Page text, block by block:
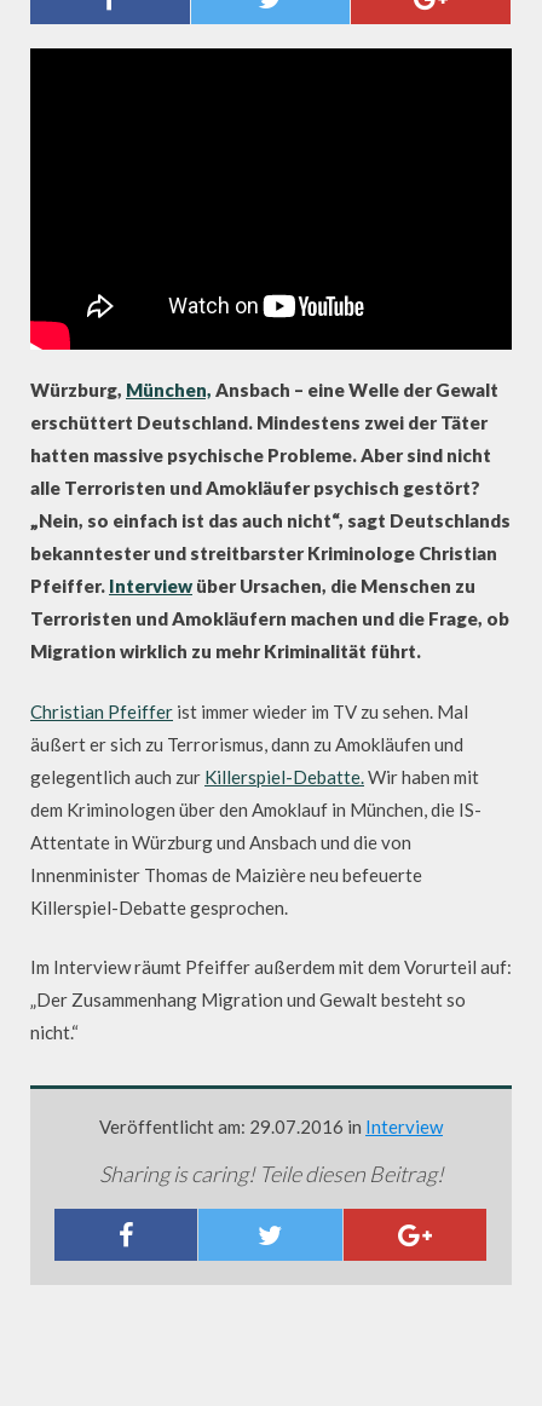
ZU MEHR GEWALT" -
KRIMINOLOGE PFEIFFER
Würzburg, München, Ansbach – eine Welle der Gewalt
erschüttert Deutschland. Mindestens zwei der Täter
hatten massive psychische Probleme. Aber sind nicht
alle Terroristen und Amokläufer psychisch gestört?
„Nein, so einfach ist das auch nicht“, sagt Deutschlands
bekanntester und streitbarster Kriminologe Christian
Pfeiffer. Interview über Ursachen, die Menschen zu
Terroristen und Amokläufern machen und die Frage, ob
Migration wirklich zu mehr Kriminalität führt.
Christian Pfeiffer ist immer wieder im TV zu sehen. Mal
äußert er sich zu Terrorismus, dann zu Amokläufen und
gelegentlich auch zur Killerspiel-Debatte. Wir haben mit
dem Kriminologen über den Amoklauf in München, die IS-
Attentate in Würzburg und Ansbach und die von
Innenminister Thomas de Maizière neu befeuerte
Killerspiel-Debatte gesprochen.
Im Interview räumt Pfeiffer außerdem mit dem Vorurteil auf:
„Der Zusammenhang Migration und Gewalt besteht so
nicht.“
Veröffentlicht am: 29.07.2016 in Interview
Sharing is caring! Teile diesen Beitrag!